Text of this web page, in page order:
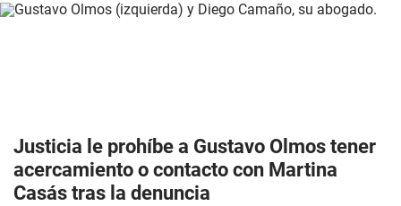
Justicia le prohíbe a Gustavo Olmos tener
acercamiento o contacto con Martina
Casás tras la denuncia